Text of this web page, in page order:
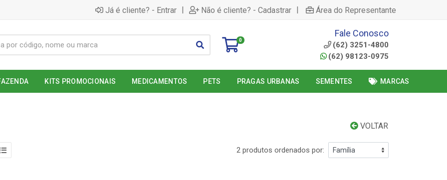
Já é cliente? - Entrar | Não é cliente? - Cadastrar | Área do Representante
0
Fale Conosco
(62) 3251-4800
(62) 98123-0975
KITS PROMOCIONAIS MEDICAMENTOS PETS PRAGAS URBANAS SEMENTES MARCAS
VOLTAR
2 produtos ordenados por: